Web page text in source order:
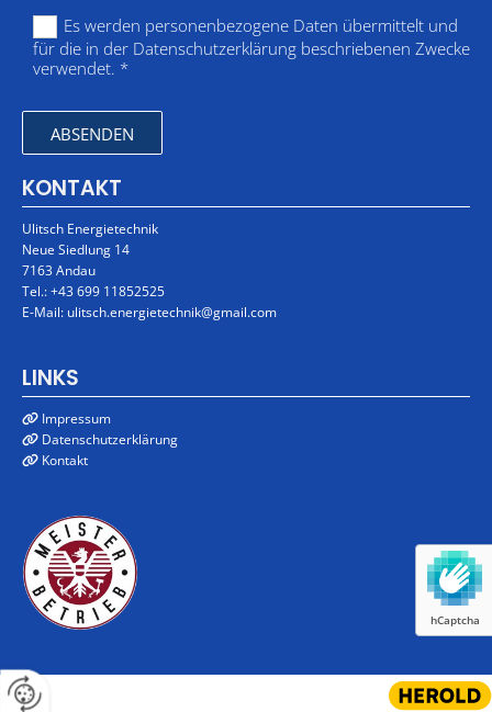
Es werden personenbezogene Daten übermittelt und
für die in der Datenschutzerklärung beschriebenen Zwecke
verwendet. *
hCaptcha
KONTAKT
Ulitsch Energietechnik
Neue Siedlung 14
7163 Andau
Tel.:+43 699 11852525
E-Mail: ulitsch.energietechnik@gmail.com
LINKS
 Impressum
 Datenschutzerklärung
 Kontakt
Website erstellt von HEROLD